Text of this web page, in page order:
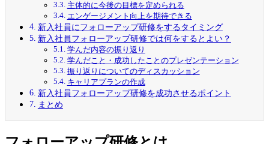
主体的に今後の目標を定められる
エンゲージメント向上を期待できる
新入社員にフォローアップ研修をするタイミング
新入社員フォローアップ研修では何をするとよい？
学んだ内容の振り返り
学んだこと・成功したことのプレゼンテーション
振り返りについてのディスカッション
キャリアプランの作成
新入社員フォローアップ研修を成功させるポイント
まとめ